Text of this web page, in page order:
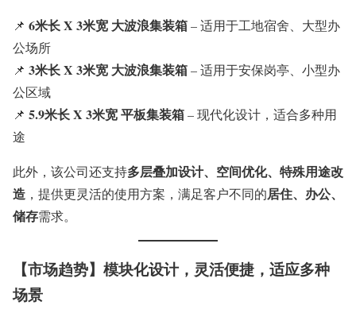
📌 6米长 X 3米宽 大波浪集装箱– 适用于工地宿舍、大型办
公场所
📌 3米长 X 3米宽 大波浪集装箱– 适用于安保岗亭、小型办
公区域
📌 5.9米长 X 3米宽 平板集装箱– 现代化设计，适合多种用
途
此外，该公司还支持多层叠加设计、空间优化、特殊用途改
造 ，提供更灵活的使用方案，满足客户不同的居住、办公、
储存需求。
【市场趋势】模块化设计，灵活便捷，适应多种
场景